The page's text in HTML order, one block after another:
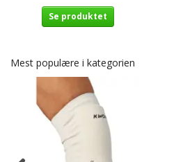
Se produktet
Mest populære i kategorien